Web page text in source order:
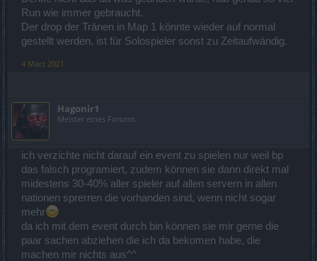
viele würfel mehr als bei den letzen essenz events, es gibt von uns
aus absolut nichts zu meckern
Run wie immer gebraucht.
Der drop der Tränen in Map 1 könnte wieder auf normal
gestellt werden, ist für Solospieler sonst zu Zeitaufwändig.
4 März 2021
Hagonir1
Meister eines Forums
ich verzichte nicht darauf ein event zu spielen nur weil bp
das falsch programiert, zudem können sie dann direkt mal
midestens 30-40% aller spieler auf allen servern in allen
nationen sprerren die vorhanden sind, wenn nicht sogar
mehr
da ich mit dem event durch bin können sie mir gerne die
paar sachen abziehen die ich da bekomen habe, die
machen mir nichts aus^^